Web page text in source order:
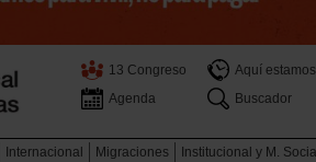
13 Congreso Aquí estamos
Agenda
Buscador
Internacional Migraciones Institucional y M.